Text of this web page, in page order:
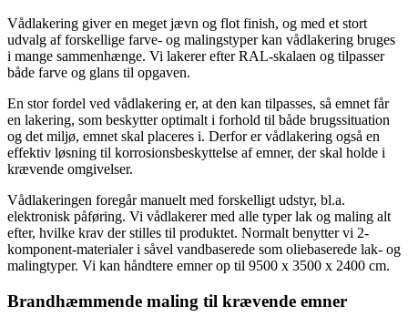
Vådlakering giver en meget jævn og flot finish, og med et stort
udvalg af forskellige farve- og malingstyper kan vådlakering bruges
i mange sammenhænge. Vi lakerer efter RAL-skalaen og tilpasser
både farve og glans til opgaven.
En stor fordel ved vådlakering er, at den kan tilpasses, så emnet får
en lakering, som beskytter optimalt i forhold til både brugssituation
og det miljø, emnet skal placeres i. Derfor er vådlakering også en
effektiv løsning til korrosionsbeskyttelse af emner, der skal holde i
krævende omgivelser.
Vådlakeringen foregår manuelt med forskelligt udstyr, bl.a.
elektronisk påføring. Vi vådlakerer med alle typer lak og maling alt
efter, hvilke krav der stilles til produktet. Normalt benytter vi 2-
komponent-materialer i såvel vandbaserede som oliebaserede lak- og
malingtyper. Vi kan håndtere emner op til 9500 x 3500 x 2400 cm.
Brandhæmmende maling til krævende emner